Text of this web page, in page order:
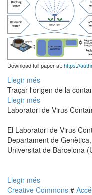
Download full paper at: https://
Llegir més
Traçar l'origen de la
Llegir més
Laboratori de Virus
El Laboratori de Virus
Departament de
Universitat de Barcelona
Llegir més
Creative Commons #